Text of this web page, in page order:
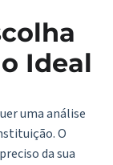
Ideal
uma análise
O
da sua